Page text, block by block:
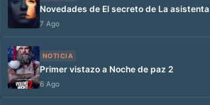
Novedades de El secreto de La asistenta
7 Ago
NOTICIA
Primer vistazo a Noche de paz 2
6 Ago